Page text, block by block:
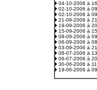
04-10-2006 à
02-10-2006 à
02-10-2006 à
21-09-2006 à
19-09-2006 à
15-09-2006 à
08-09-2006 à
06-09-2006 à
03-09-2006 à
08-07-2006 à
06-07-2006 à
30-06-2006 à
19-06-2006 à